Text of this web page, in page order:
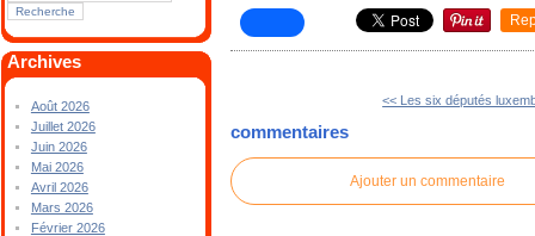
Archives
Août 2026
Juillet 2026
Juin 2026
Mai 2026
Avril 2026
Mars 2026
Février 2026
<< Les six députés
commentaires
Ajouter un commentaire